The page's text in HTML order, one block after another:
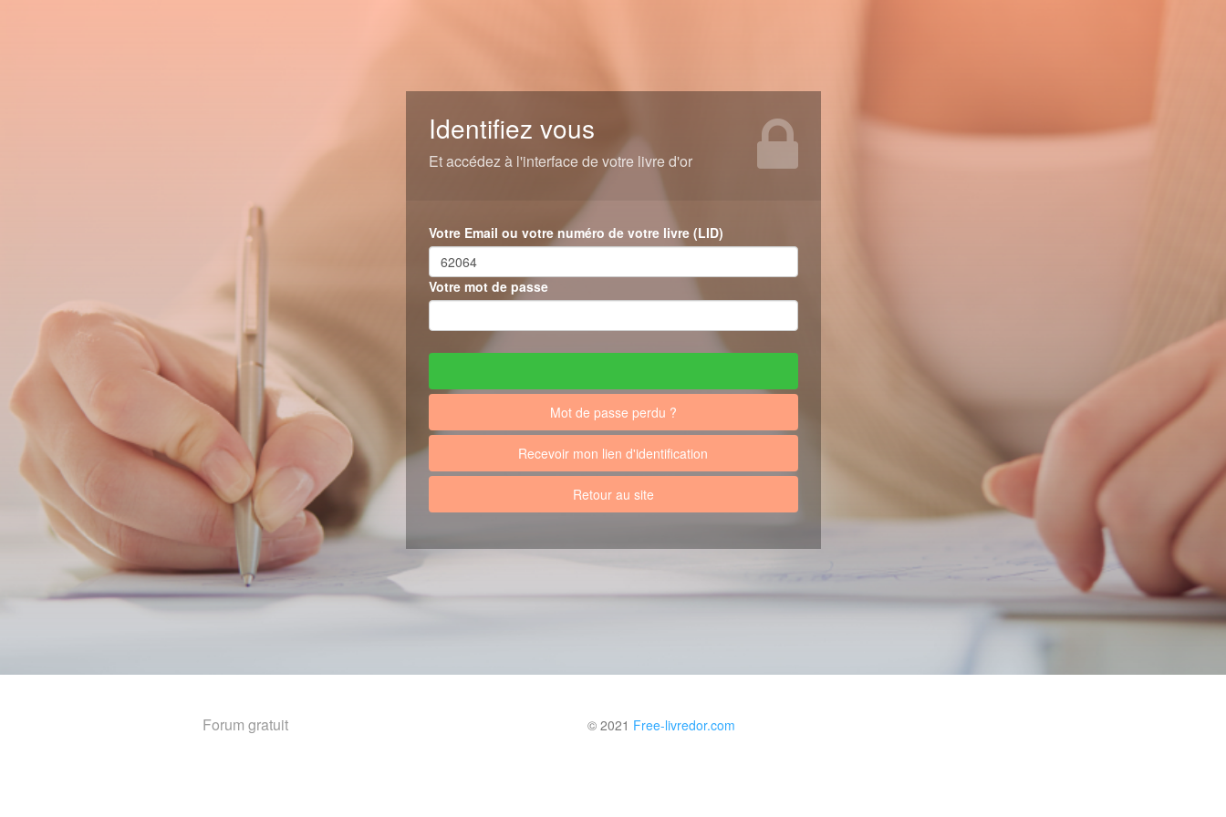
Identifiez vous
Et accédez à l'interface de votre livre d'or
Votre Email ou votre numéro de votre livre (LID)
Votre mot de passe
Mot de passe perdu ?
Recevoir mon lien d'identification
Retour au site
Forum gratuit © 2021 Free-livredor.com